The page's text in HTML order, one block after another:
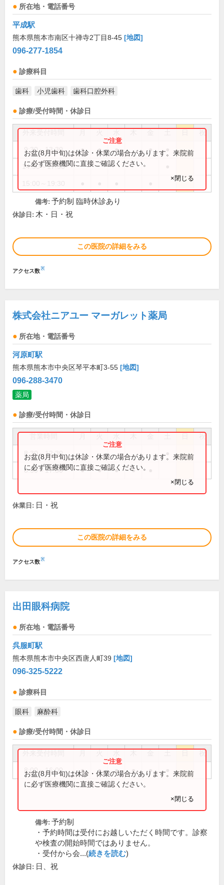
所在地・電話番号
平成駅
熊本県熊本市南区十禅寺2丁目8-45 [地図]
096-277-1854
診療科目
歯科 小児歯科 歯科口腔外科
診療/受付時間・休診日
祝
9:30～13:30 ● ● ● ●
14:30～17:30
お盆(8月中旬)は休診・休業の場合があります。来院前
に必ず医療機関に直接ご確認ください。
×閉じる
備考: 予約制 臨時休診あり
休診日: 木・日・祝
この医院の詳細をみる
アクセス数※
株式会社ニアユー マーガレット薬局
所在地・電話番号
河原町駅
熊本県熊本市中央区琴平本町3-55 [地図]
096-288-3470
薬局
診療/受付時間・休診日
祝
8:30～12:30
8:30～17:30 ● ● ● ●
お盆(8月中旬)は休診・休業の場合があります。来院前
に必ず医療機関に直接ご確認ください。
×閉じる
休業日: 日・祝
この医院の詳細をみる
アクセス数※
出田眼科病院
所在地・電話番号
呉服町駅
熊本県熊本市中央区西唐人町39 [地図]
096-325-5222
診療科目
眼科 麻酔科
診療/受付時間・休診日
祝
8:00～16:00 ● ● ● ● ●
お盆(8月中旬)は休診・休業の場合があります。来院前
に必ず医療機関に直接ご確認ください。
×閉じる
備考: 予約制
・予約時間は受付にお越しいただく時間です。診察
や検査の開始時間ではありません。
・受付から会...(続きを読む)
休診日: 日、祝